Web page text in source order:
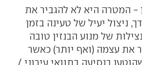
- המטרה היא לא להגביר את
ניצול יעיל של טעינה בזמן
של מנוע הבנזין טובה
את עצמה (ואף יותר) כאשר
בנסיעה בתוואי עירוני /